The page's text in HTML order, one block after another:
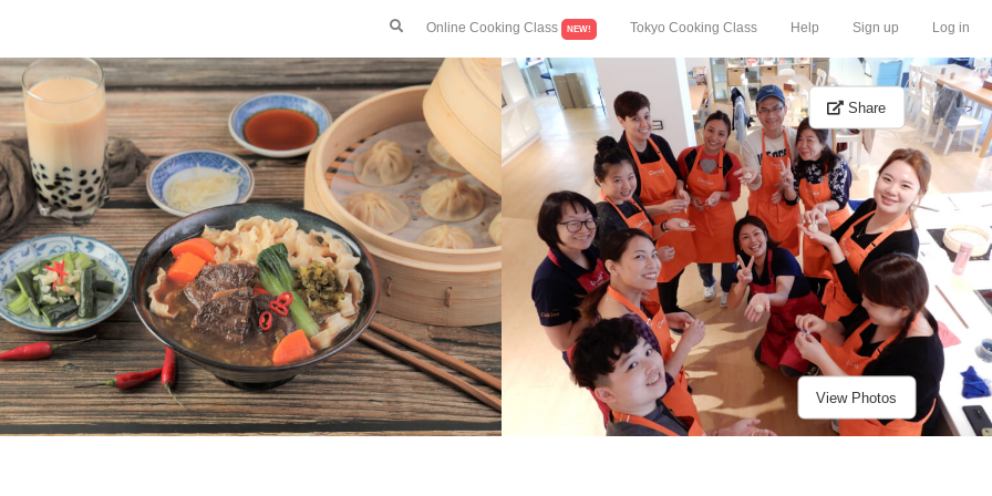
Online Cooking Class NEW! Tokyo Cooking Class Help Sign up Log in
Share
View Photos